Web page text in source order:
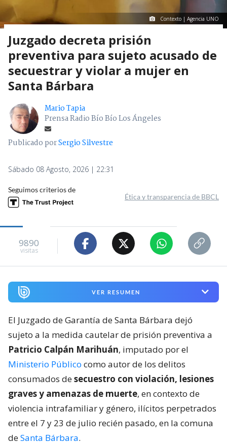
Contexto | Agencia UNO
Juzgado decreta prisión
preventiva para sujeto acusado de
secuestrar y violar a mujer en
Santa Bárbara
Mario Tapia
Prensa Radio Bío Bío Los Ángeles
Publicado porSergio Silvestre
Sábado 08 Agosto, 2026 | 22:31
Seguimos criterios de
Ética y transparencia de BBCL
9890
visitas
VER RESUMEN
El Juzgado de Garantía de Santa Bárbara dejó
sujeto a la medida cautelar de prisión preventiva a
Patricio Calpán Marihuán, imputado por el
Ministerio Público como autor de los delitos
consumados desecuestro con violación, lesiones
graves y amenazas de muerte, en contexto de
violencia intrafamiliar y género, ilícitos perpetrados
entre el 7 y 23 de julio recién pasado, en la comuna
deSanta Bárbara.